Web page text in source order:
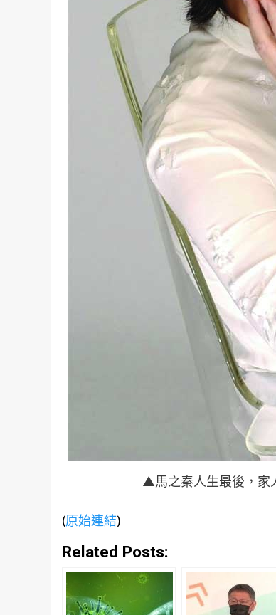
▲馬之秦人生最後，家
(原始連結)
Related Posts: